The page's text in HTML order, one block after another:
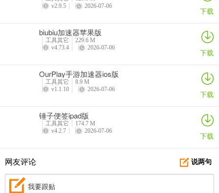
助他们操作。
轻松远控电脑进行游戏操作，配合高速传输服务器网络，支持操作快
速响应，流畅的屏幕传输算法助力高清画面传输，远程开黑不是梦！
更新日志
1.优化用户体验
2.修改已知问题
v2.9.5
2026-07-06 下载
biubiu加速器苹果版
工具其它
229.6 M
v4.73.4
2026-07-06 下载
OurPlay手游加速器ios版
工具其它
8.9 M
v1.1.10
2026-07-06 下载
锤子便签ipad版
工具其它
174.7 M
v4.2.7
2026-07-06 下载
说两句
网友评论
我要跟贴